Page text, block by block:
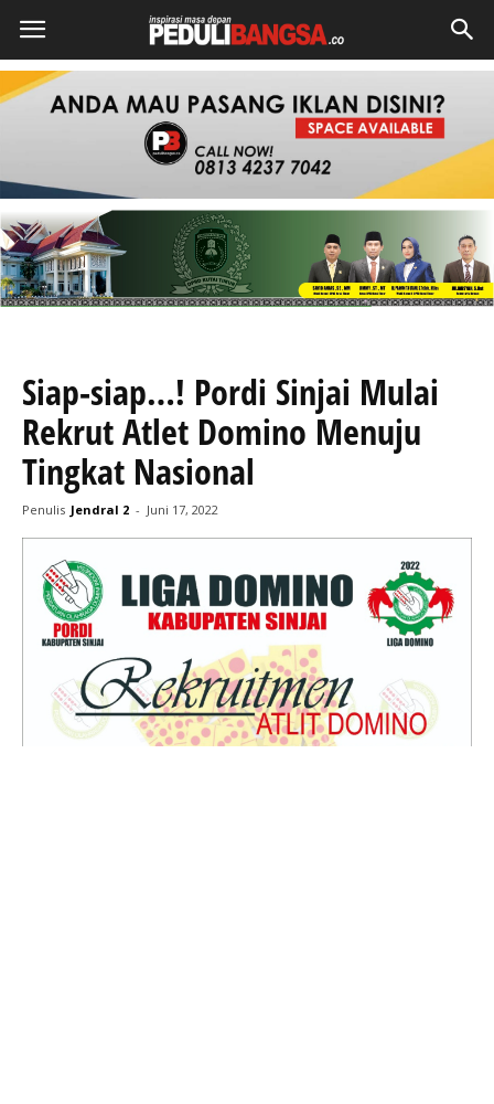
Siap-siap…! Pordi Sinjai Mulai
Rekrut Atlet Domino Menuju
Tingkat Nasional
Penulis Jendral 2 - Juni 17, 2022